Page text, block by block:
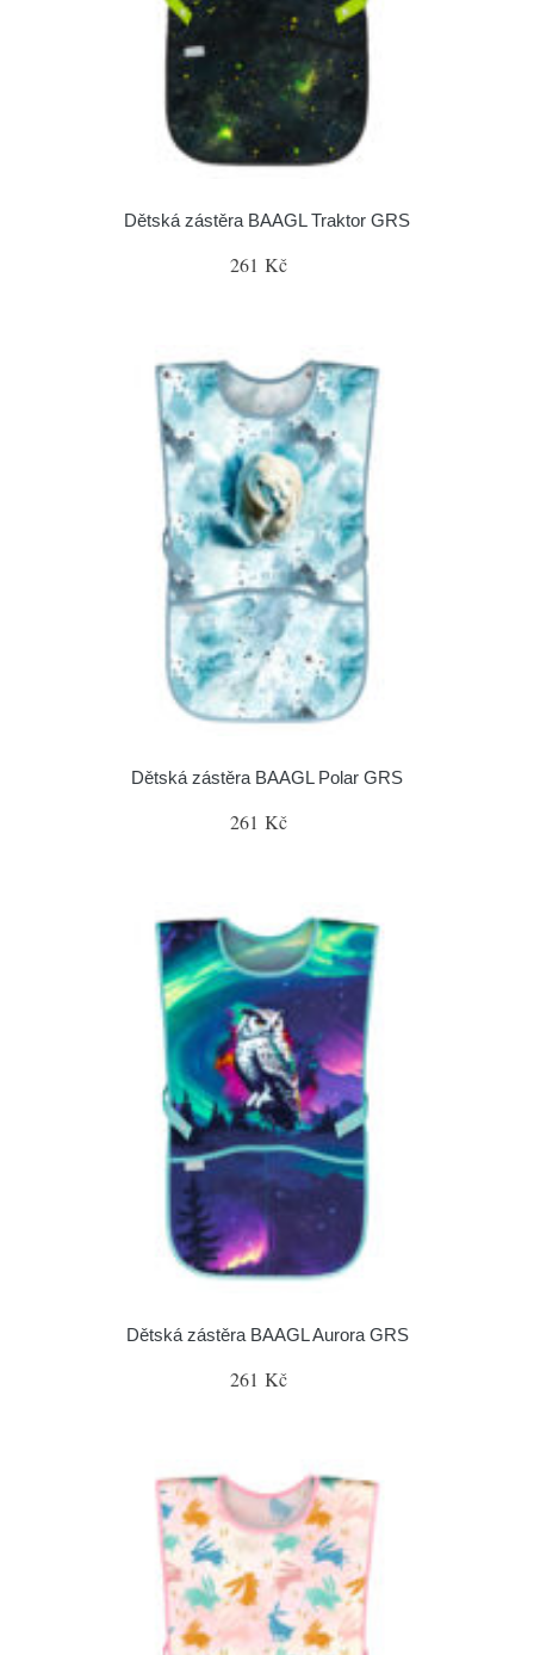
Dětská zástěra BAAGL Traktor GRS
261 Kč
Dětská zástěra BAAGL Polar GRS
261 Kč
Dětská zástěra BAAGL Aurora GRS
261 Kč